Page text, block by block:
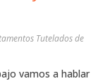
Tutelados de
vamos a hablar